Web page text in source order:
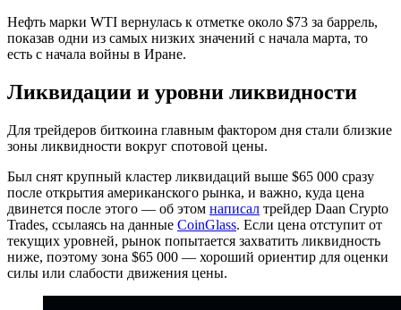
Нефть марки WTI вернулась к отметке около $73 за баррель,
показав одни из самых низких значений с начала марта, то
есть с начала войны в Иране.
Ликвидации и уровни ликвидности
Для трейдеров биткоина главным фактором дня стали близкие
зоны ликвидности вокруг спотовой цены.
Был снят крупный кластер ликвидаций выше $65 000 сразу
после открытия американского рынка, и важно, куда цена
двинется после этого — об этом написал трейдер Daan Crypto
Trades, ссылаясь на данные CoinGlass. Если цена отступит от
текущих уровней, рынок попытается захватить ликвидность
ниже, поэтому зона $65 000 — хороший ориентир для оценки
силы или слабости движения цены.